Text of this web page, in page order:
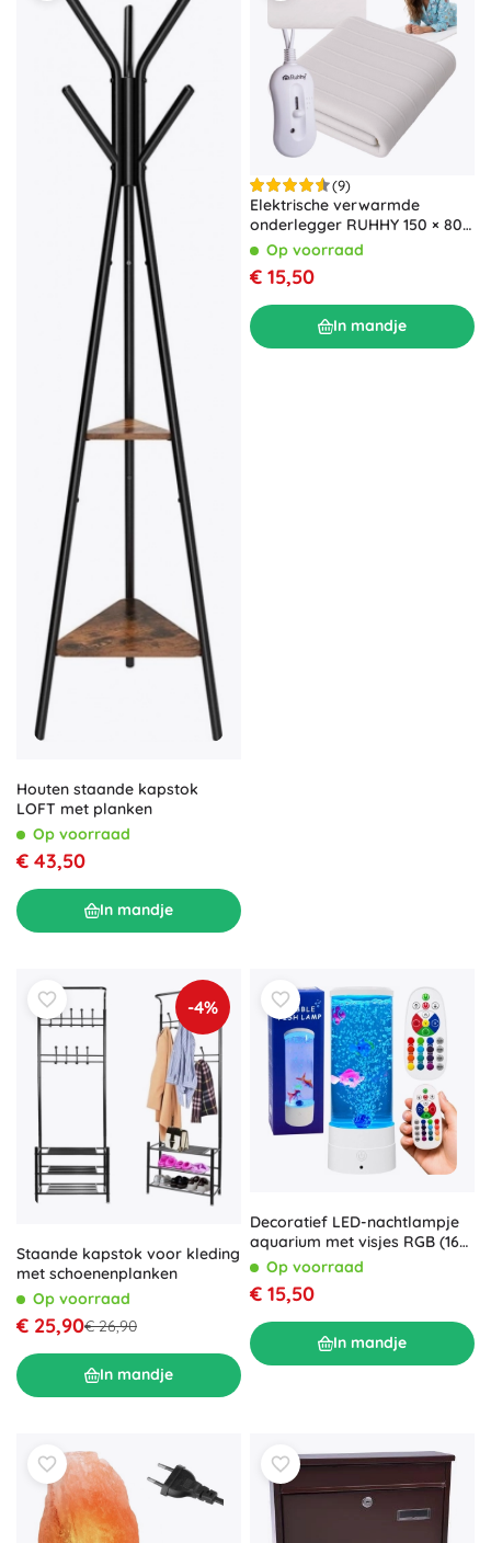
Houten staande kapstok
LOFT met planken
Op voorraad
€ 43,50
In mandje
(9)
Elektrische verwarmde
onderlegger RUHHY 150 × 80
cm, wit
Op voorraad
€ 15,50
In mandje
-4%
Staande kapstok voor kleding
met schoenenplanken
Op voorraad
€ 25,90€ 26,90
In mandje
Decoratief LED-nachtlampje
aquarium met visjes RGB (16
kleuren), wit, USB
Op voorraad
€ 15,50
In mandje